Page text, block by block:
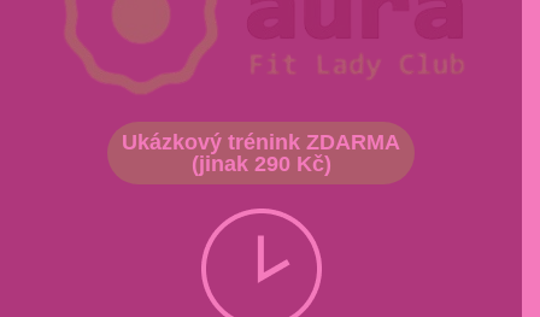
Ukázkový trénink ZDARMA
(jinak 290 Kč)